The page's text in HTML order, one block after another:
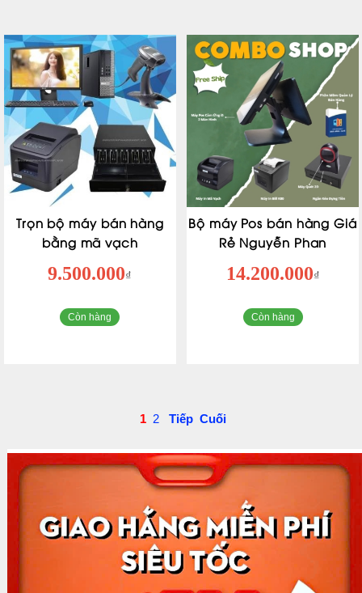
Trọn bộ máy bán hàng
bằng mã vạch
9.500.000₫
Còn hàng
Bộ máy Pos bán hàng Giá
Rẻ Nguyễn Phan
14.200.000₫
Còn hàng
1 2 Tiếp Cuối